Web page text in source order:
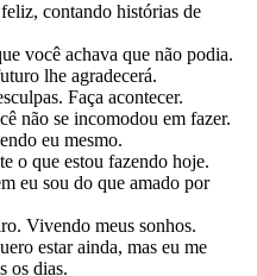
contando histórias de
você achava que não podia.
lhe agradecerá.
Faça acontecer.
não se incomodou em fazer.
eu mesmo.
o que estou fazendo hoje.
eu sou do que amado por
Vivendo meus sonhos.
estar ainda, mas eu me
os dias.